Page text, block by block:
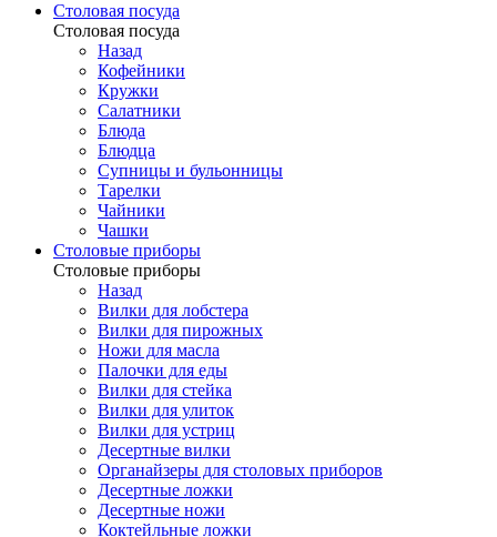
Столовая посуда
Столовая посуда
Назад
Кофейники
Кружки
Салатники
Блюда
Блюдца
Супницы и бульонницы
Тарелки
Чайники
Чашки
Cтоловые приборы
Cтоловые приборы
Назад
Вилки для лобстера
Вилки для пирожных
Ножи для масла
Палочки для еды
Вилки для стейка
Вилки для улиток
Вилки для устриц
Десертные вилки
Органайзеры для столовых приборов
Десертные ложки
Десертные ножи
Коктейльные ложки